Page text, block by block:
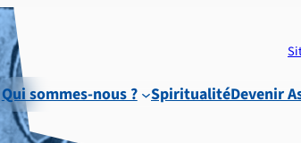
Qui sommes-nous ? SpiritualitéDevenir